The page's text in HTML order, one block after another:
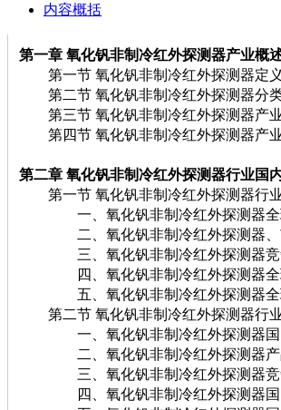
内容概括
第一章 氧化钒非制冷红外探测器产业概
第一节 氧化钒非制冷红外探测器定义
第二节 氧化钒非制冷红外探测器分
第三节 氧化钒非制冷红外探测器产
第四节 氧化钒非制冷红外探测器产
第二章 氧化钒非制冷红外探测器行业国
第一节 氧化钒非制冷红外探测器行
一、氧化钒非制冷红外探测器全
二、氧化钒非制冷红外探测器、
三、氧化钒非制冷红外探测器竞
四、氧化钒非制冷红外探测器全球
五、氧化钒非制冷红外探测器全
第二节 氧化钒非制冷红外探测器行
一、氧化钒非制冷红外探测器国
二、氧化钒非制冷红外探测器产
三、氧化钒非制冷红外探测器竞
四、氧化钒非制冷红外探测器国内